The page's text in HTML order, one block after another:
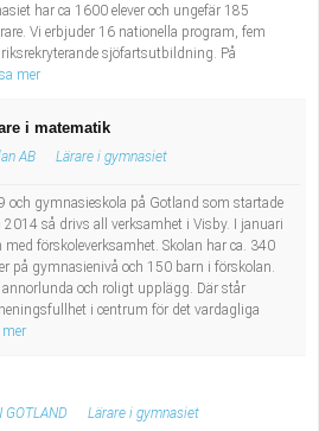
har ca 1600 elever och ungefär 185
Vi erbjuder 16 nationella program, fem
sjöfartsutbildning. På
mer
i matematik
AB Lärare i gymnasiet
och gymnasieskola på Gotland som startade
så drivs all verksamhet i Visby. I januari
förskoleverksamhet. Skolan har ca. 340
på gymnasienivå och 150 barn i förskolan.
annorlunda och roligt upplägg. Där står
i centrum för det vardagliga
mer
GOTLAND Lärare i gymnasiet